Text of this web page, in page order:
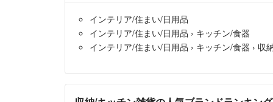
インテリア/住まい/日用品
インテリア/住まい/日用品 › キッチン/食器
インテリア/住まい/日用品 › キッチン/食器 › 収